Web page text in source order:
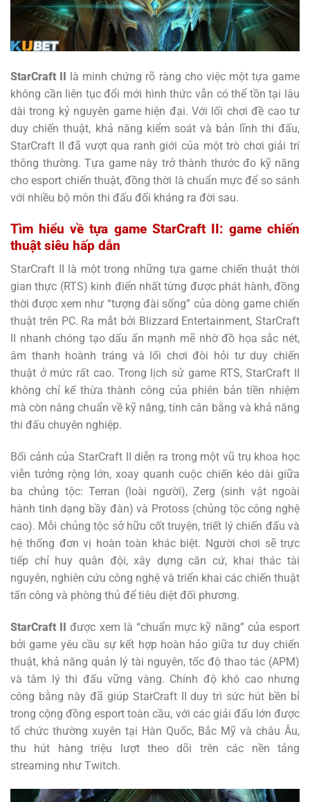
StarCraft II là minh chứng rõ ràng cho việc một tựa game
không cần liên tục đổi mới hình thức vẫn có thể tồn tại lâu
dài trong kỷ nguyên game hiện đại. Với lối chơi đề cao tư
duy chiến thuật, khả năng kiểm soát và bản lĩnh thi đấu,
StarCraft II đã vượt qua ranh giới của một trò chơi giải trí
thông thường. Tựa game này trở thành thước đo kỹ năng
cho esport chiến thuật, đồng thời là chuẩn mực để so sánh
với nhiều bộ môn thi đấu đối kháng ra đời sau.
Tìm hiểu về tựa game StarCraft II: game chiến
thuật siêu hấp dẫn
StarCraft II là một trong những tựa game chiến thuật thời
gian thực (RTS) kinh điển nhất từng được phát hành, đồng
thời được xem như “tượng đài sống” của dòng game chiến
thuật trên PC. Ra mắt bởi Blizzard Entertainment, StarCraft
II nhanh chóng tạo dấu ấn mạnh mẽ nhờ đồ họa sắc nét,
âm thanh hoành tráng và lối chơi đòi hỏi tư duy chiến
thuật ở mức rất cao. Trong lịch sử game RTS, StarCraft II
không chỉ kế thừa thành công của phiên bản tiền nhiệm
mà còn nâng chuẩn về kỹ năng, tính cân bằng và khả năng
thi đấu chuyên nghiệp.
Bối cảnh của StarCraft II diễn ra trong một vũ trụ khoa học
viễn tưởng rộng lớn, xoay quanh cuộc chiến kéo dài giữa
ba chủng tộc: Terran (loài người), Zerg (sinh vật ngoài
hành tinh dạng bầy đàn) và Protoss (chủng tộc công nghệ
cao). Mỗi chủng tộc sở hữu cốt truyện, triết lý chiến đấu và
hệ thống đơn vị hoàn toàn khác biệt. Người chơi sẽ trực
tiếp chỉ huy quân đội, xây dựng căn cứ, khai thác tài
nguyên, nghiên cứu công nghệ và triển khai các chiến thuật
tấn công và phòng thủ để tiêu diệt đối phương.
StarCraft II được xem là “chuẩn mực kỹ năng” của esport
bởi game yêu cầu sự kết hợp hoàn hảo giữa tư duy chiến
thuật, khả năng quản lý tài nguyên, tốc độ thao tác (APM)
và tâm lý thi đấu vững vàng. Chính độ khó cao nhưng
công bằng này đã giúp StarCraft II duy trì sức hút bền bỉ
trong cộng đồng esport toàn cầu, với các giải đấu lớn được
tổ chức thường xuyên tại Hàn Quốc, Bắc Mỹ và châu Âu,
thu hút hàng triệu lượt theo dõi trên các nền tảng
streaming như Twitch.